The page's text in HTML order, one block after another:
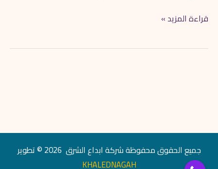
قراءة المزيد »
جميع الحقوق محفوظة شركة ابداع الشرق 2026 © تطوير
KHALEDNAGAH